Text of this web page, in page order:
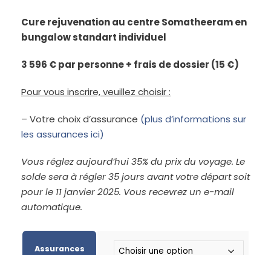
Cure rejuvenation au centre Somatheeram en
bungalow standart individuel
3 596 € par personne + frais de dossier (15 €)
Pour vous inscrire, veuillez choisir :
– Votre choix d’assurance (plus d’informations sur
les assurances ici)
Vous réglez aujourd’hui 35% du prix du voyage. Le
solde sera à régler 35 jours avant votre départ soit
pour le 11 janvier 2025. Vous recevrez un e-mail
automatique.
Assurances